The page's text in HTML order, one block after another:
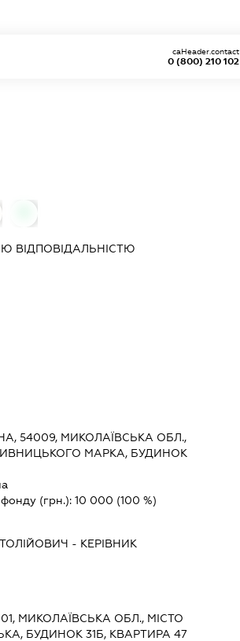
0 (800) 210 102
caHeader.contact
ВІДПОВІДАЛЬНІСТЮ
54009, МИКОЛАЇВСЬКА ОБЛ.,
МАРКА, БУДИНОК
фонду (грн.): 10 000 (100 %)
- КЕРІВНИК
МИКОЛАЇВСЬКА ОБЛ., МІСТО
БУДИНОК 31Б, КВАРТИРА 47